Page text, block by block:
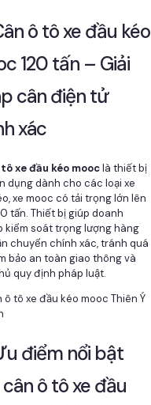
ô tô xe đầu kéo
120 tấn – Giải
cân điện tử
xác
tô xe đầu kéo mooclà thiết bị
dụng dành cho các loại xe
xe mooc có tải trọng lớn lên
tấn. Thiết bị giúp doanh
kiểm soát trọng lượng hàng
chuyển chính xác, tránh quá
bảo an toàn giao thông và
quy định pháp luật.
điểm nổi bật
ô tô xe đầu